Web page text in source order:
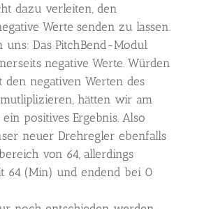
dazu verleiten, den
Werte senden zu lassen.
Das PitchBend-Modul
negative Werte. Würden
den negativen Werten des
hätten wir am
positives Ergebnis. Also
neuer Drehregler ebenfalls
von 64, allerdings
64 (Min) und endend bei 0